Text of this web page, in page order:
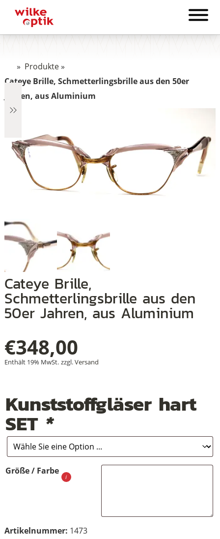
» Produkte»
Cateye Brille, Schmetterlingsbrille aus den 50er
Jahren, aus Aluminium
Cateye Brille,
Schmetterlingsbrille aus den
50er Jahren, aus Aluminium
€348,00
Enthält 19% MwSt. zzgl.Versand
Kunststoffgläser hart
SET *
Größe / Farbe
Artikelnummer: 1473
+
+